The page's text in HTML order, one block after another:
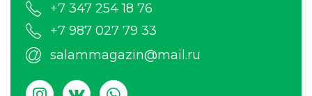
+7 347 254 18 76
+7 987 027 79 33
salammagazin@mail.ru